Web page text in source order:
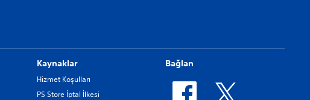
Kaynaklar
Hizmet Koşulları
PS Store İptal İlkesi
Bağlan